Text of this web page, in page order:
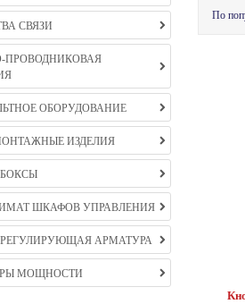
СВЯЗИ
ПРОВОДНИКОВАЯ
ОБОРУДОВАНИЕ
ИЗДЕЛИЯ
ШКАФОВ УПРАВЛЕНИЯ
АРМАТУРА
МОЩНОСТИ
По